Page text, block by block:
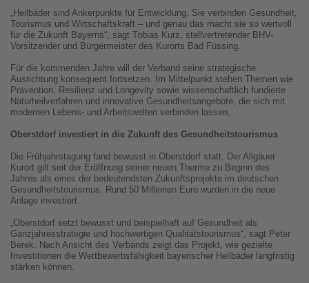
„Heilbäder sind Ankerpunkte für Entwicklung. Sie verbinden Gesundheit,
Tourismus und Wirtschaftskraft – und genau das macht sie so wertvoll
für die Zukunft Bayerns“, sagt Tobias Kurz, stellvertretender BHV-
Vorsitzender und Bürgermeister des Kurorts Bad Füssing.
Für die kommenden Jahre will der Verband seine strategische
Ausrichtung konsequent fortsetzen. Im Mittelpunkt stehen Themen wie
Prävention, Resilienz und Longevity sowie wissenschaftlich fundierte
Naturheilverfahren und innovative Gesundheitsangebote, die sich mit
modernen Lebens- und Arbeitswelten verbinden lassen.
Oberstdorf investiert in die Zukunft des Gesundheitstourismus
Die Frühjahrstagung fand bewusst in Oberstdorf statt. Der Allgäuer
Kurort gilt seit der Eröffnung seiner neuen Therme zu Beginn des
Jahres als eines der bedeutendsten Zukunftsprojekte im deutschen
Gesundheitstourismus. Rund 50 Millionen Euro wurden in die neue
Anlage investiert.
„Oberstdorf setzt bewusst und beispielhaft auf Gesundheit als
Ganzjahresstrategie und hochwertigen Qualitätstourismus“, sagt Peter
Berek. Nach Ansicht des Verbands zeigt das Projekt, wie gezielte
Investitionen die Wettbewerbsfähigkeit bayerischer Heilbäder langfristig
stärken können.